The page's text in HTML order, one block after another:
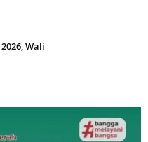
Wali